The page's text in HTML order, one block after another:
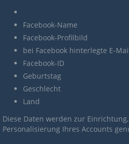
Facebook-Name
Facebook-Profilbild
bei Facebook hinterlegte E-
Facebook-ID
Geburtstag
Geschlecht
Land
Diese Daten werden zur
Personalisierung Ihres Accounts